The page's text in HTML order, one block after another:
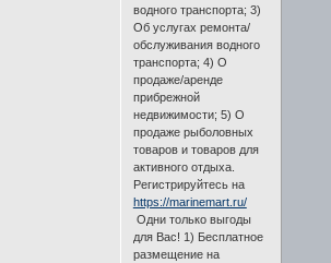
водного транспорта; 3)
Об услугах ремонта/
обслуживания водного
транспорта; 4) О
продаже/аренде
прибрежной
недвижимости; 5) О
продаже рыболовных
товаров и товаров для
активного отдыха.
Регистрируйтесь на
https://marinemart.ru/
Одни только выгоды
для Вас! 1) Бесплатное
размещение на